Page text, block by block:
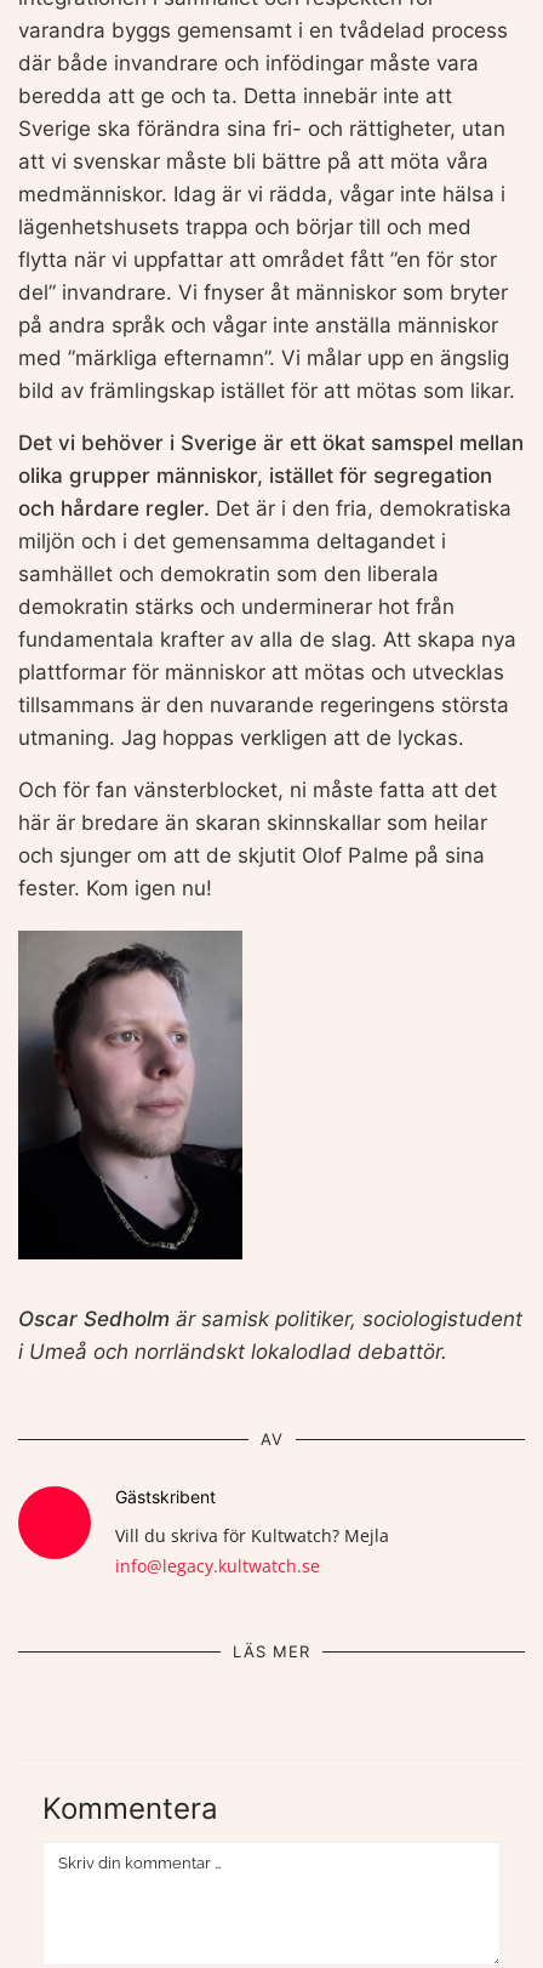
varandra byggs gemensamt i en tvådelad process
där både invandrare och infödingar måste vara
beredda att ge och ta. Detta innebär inte att
Sverige ska förändra sina fri- och rättigheter, utan
att vi svenskar måste bli bättre på att möta våra
medmänniskor. Idag är vi rädda, vågar inte hälsa i
lägenhetshusets trappa och börjar till och med
flytta när vi uppfattar att området fått ”en för stor
del” invandrare. Vi fnyser åt människor som bryter
på andra språk och vågar inte anställa människor
med ”märkliga efternamn”. Vi målar upp en ängslig
bild av främlingskap istället för att mötas som likar.
Det vi behöver i Sverige är ett ökat samspel mellan
olika grupper människor, istället för segregation
och hårdare regler. Det är i den fria, demokratiska
miljön och i det gemensamma deltagandet i
samhället och demokratin som den liberala
demokratin stärks och underminerar hot från
fundamentala krafter av alla de slag. Att skapa nya
plattformar för människor att mötas och utvecklas
tillsammans är den nuvarande regeringens största
utmaning. Jag hoppas verkligen att de lyckas.
Och för fan vänsterblocket, ni måste fatta att det
här är bredare än skaran skinnskallar som heilar
och sjunger om att de skjutit Olof Palme på sina
fester. Kom igen nu!
Oscar Sedholm är samisk politiker, sociologistudent
i Umeå och norrländskt lokalodlad debattör.
AV
Gästskribent
Vill du skriva för Kultwatch? Mejla
info@legacy.kultwatch.se
LÄS MER
Kommentera